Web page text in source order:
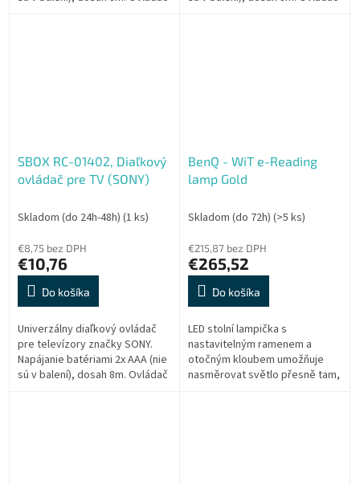
SBOX RC-01402, Diaľkový
ovládač pre TV (SONY)
Skladom (do 24h-48h) (1 ks)
€8,75 bez DPH
€10,76
Do košíka
Univerzálny diaľkový ovládač
pre televízory značky SONY.
Napájanie batériami 2x AAA (nie
sú v balení), dosah 8m. Ovládač
BenQ - WiT e-Reading
lamp Gold
Skladom (do 72h) (>5 ks)
€215,87 bez DPH
€265,52
Do košíka
LED stolní lampička s
nastavitelným ramenem a
otočným kloubem umožňuje
nasměrovat světlo přesně tam,